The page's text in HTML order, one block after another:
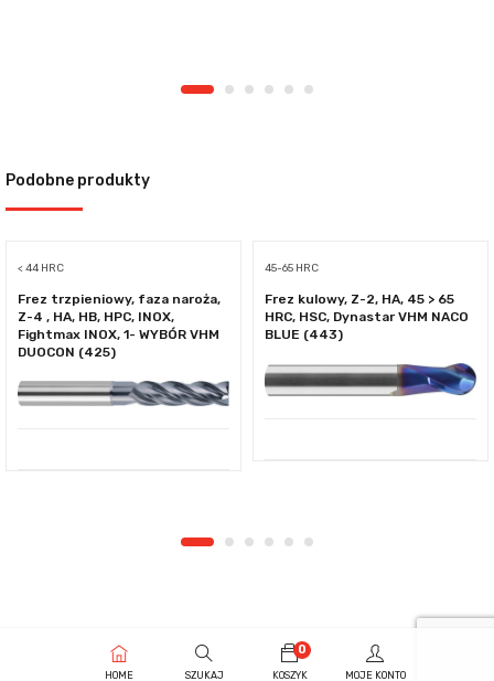
Podobne produkty
< 44 HRC
Frez trzpieniowy, faza naroża,
Z-4 , HA, HB, HPC, INOX,
Fightmax INOX, 1- WYBÓR VHM
DUOCON (425)
45-65 HRC
Frez kulowy, Z-2, HA, 45 > 65
HRC, HSC, Dynastar VHM NACO
BLUE (443)
HOME SZUKAJ
0
KOSZYK MOJE KONTO